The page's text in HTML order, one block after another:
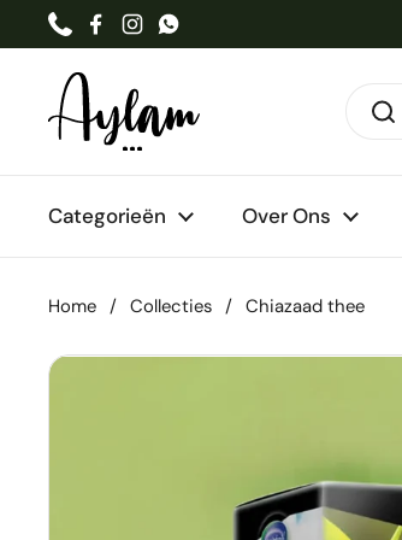
Ga naar content
PhoneFacebook
Instagram
WhatsApp
Categorieën Over Ons
Home / Collecties / Chiazaad thee